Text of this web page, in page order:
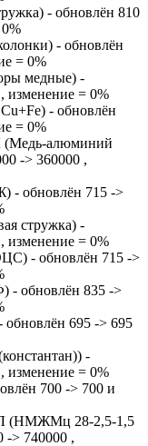
- обновлён 810
- обновлён
= 0%
медные) -
изменение = 0%
- обновлён
= 0%
алюминий
-> 360000 ,
обновлён 715 ->
стружка) -
изменение = 0%
- обновлён 715 ->
обновлён 835 ->
695 -> 695
-
изменение = 0%
700 -> 700 и
(НМЖМц 28-2,5-1,5
-> 740000 ,